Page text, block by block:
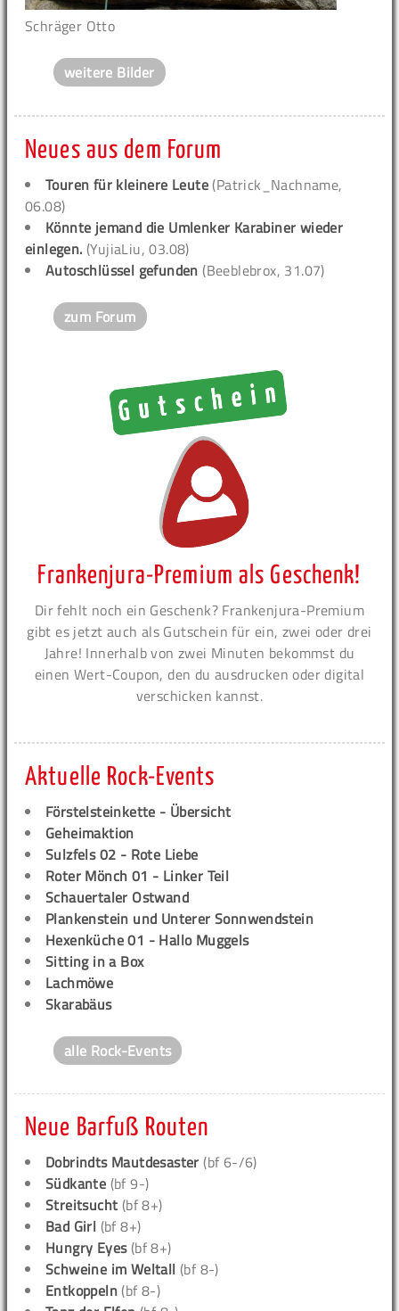
Schräger Otto
weitere Bilder
Neues aus dem Forum
Touren für kleinere Leute (Patrick_Nachname,
06.08)
Könnte jemand die Umlenker Karabiner wieder
einlegen. (YujiaLiu, 03.08)
Autoschlüssel gefunden (Beeblebrox, 31.07)
zum Forum
Frankenjura-Premium als Geschenk!
Dir fehlt noch ein Geschenk? Frankenjura-Premium
gibt es jetzt auch als Gutschein für ein, zwei oder drei
Jahre! Innerhalb von zwei Minuten bekommst du
einen Wert-Coupon, den du ausdrucken oder digital
verschicken kannst.
Aktuelle Rock-Events
Förstelsteinkette - Übersicht
Geheimaktion
Sulzfels 02 - Rote Liebe
Roter Mönch 01 - Linker Teil
Schauertaler Ostwand
Plankenstein und Unterer Sonnwendstein
Hexenküche 01 - Hallo Muggels
Sitting in a Box
Lachmöwe
Skarabäus
alle Rock-Events
Neue Barfuß Routen
Dobrindts Mautdesaster (bf 6-/6)
Südkante (bf 9-)
Streitsucht (bf 8+)
Bad Girl (bf 8+)
Hungry Eyes(bf 8+)
Schweine im Weltall (bf 8-)
Entkoppeln (bf 8-)